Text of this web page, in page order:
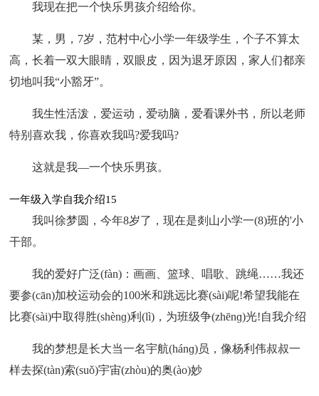
我现在把一个快乐男孩介绍给你。
某，男，7岁，范村中心小学一年级学生，个子不算太
高，长着一双大眼睛，双眼皮，因为退牙原因，家人们都亲
切地叫我“小豁牙”。
我生性活泼，爱运动，爱动脑，爱看课外书，所以老师
特别喜欢我，你喜欢我吗?爱我吗?
这就是我—一个快乐男孩。
一年级入学自我介绍15
我叫徐梦圆，今年8岁了，现在是剡山小学一(8)班的'小
干部。
我的爱好广泛(fàn)：画画、篮球、唱歌、跳绳……我还
要参(cān)加校运动会的100米和跳远比赛(sài)呢!希望我能在
比赛(sài)中取得胜(shènɡ)利(lì)，为班级争(zhēnɡ)光!自我介绍
我的梦想是长大当一名宇航(hánɡ)员，像杨利伟叔叔一
样去探(tàn)索(suǒ)宇宙(zhòu)的奥(ào)妙